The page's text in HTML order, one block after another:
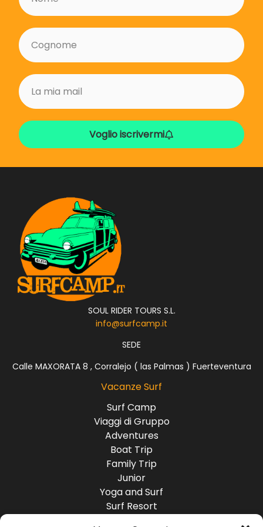
rapidamente in un ambiente amichevole.
Attrezzatura di qualità per tutti i livelli
Comprendiamo l’importanza dell’attrezzatura
giusta. Offriamo un’ampia gamma di attrezzatura,
sia per lezioni che a noleggio, su misura per diversi
livelli e dimensioni. Che tu stia muovendo i primi
passi su una tavola o cercando di perfezionare
perfetta per te.
Oltre El Palmar: ci muoviamo con te
Se le condizioni o i nostri clienti lo richiedono, ci
la migliore esperienza di surf, adattandoci alle tue
esigenze e assicurandoci che ogni sessione sia
indimenticabile.
Voglio iscrivermi
SOUL RIDER TOURS S.L.
info@surfcamp.it
SEDE
Calle MAXORATA 8 , Corralejo ( las Palmas ) Fuerteventura
Vacanze Surf
Surf Camp
Viaggi di Gruppo
Adventures
Boat Trip
Family Trip
Junior
Yoga and Surf
Surf Resort